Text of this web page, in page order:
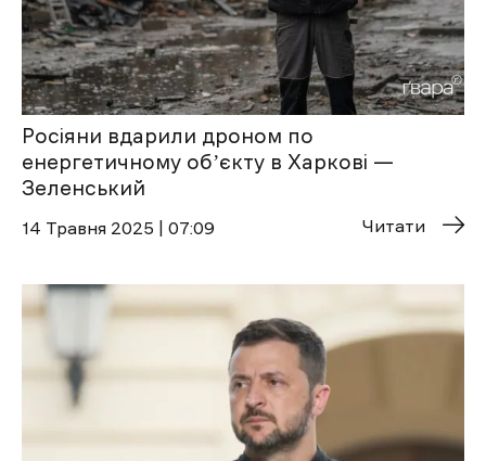
Росіяни вдарили дроном по
енергетичному обʼєкту в Харкові —
Зеленський
14 Травня 2025 | 07:09 Читати